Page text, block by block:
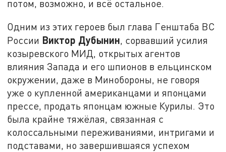
потом, возможно, и всё остальное.
Одним из этих героев был глава Генштаба ВС
России Виктор Дубынин, сорвавший усилия
козыревского МИД, открытых агентов
влияния Запада и его шпионов в ельцинском
окружении, даже в Минобороны, не говоря
уже о купленной американцами и японцами
прессе, продать японцам южные Курилы. Это
была крайне тяжёлая, связанная с
колоссальными переживаниями, интригами и
подставами, но завершившаяся успехом